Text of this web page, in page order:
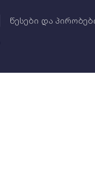
წესები და